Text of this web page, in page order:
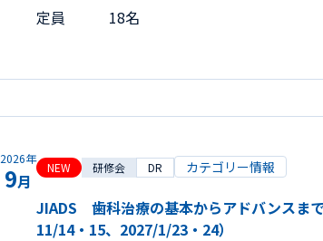
定員
18名
2026年
9月
NEW 研修会 DR カテゴリー情報
JIADS 歯科治療の基本からアドバンスま
11/14・15、2027/1/23・24）